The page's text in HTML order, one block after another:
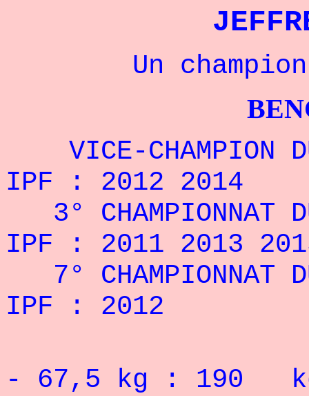
Un champion
VICE-CHAMPION DU
IPF : 2012 2014
3° CHAMPIONNAT
IPF : 2011 2013
7° CHAMPIONNAT
IPF : 2012
- 67,5 kg : 190